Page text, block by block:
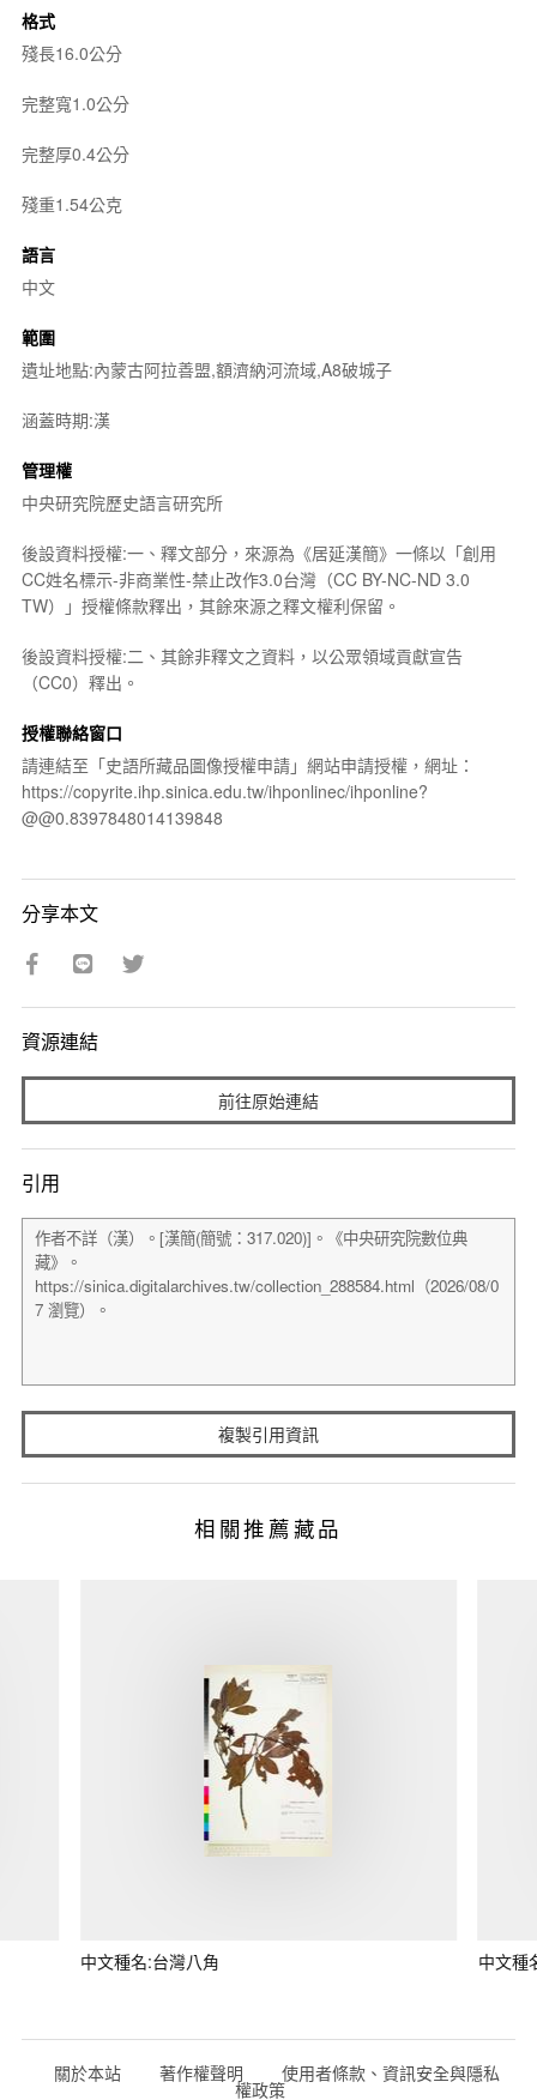
格式
殘長16.0公分
完整寬1.0公分
完整厚0.4公分
殘重1.54公克
語言
中文
範圍
遺址地點:內蒙古阿拉善盟,額濟納河流域,A8破城子
涵蓋時期:漢
管理權
中央研究院歷史語言研究所
後設資料授權:一、釋文部分，來源為《居延漢簡》一條以「創用
CC姓名標示-非商業性-禁止改作3.0台灣（CC BY-NC-ND 3.0
TW）」授權條款釋出，其餘來源之釋文權利保留。
後設資料授權:二、其餘非釋文之資料，以公眾領域貢獻宣告
（CC0）釋出。
授權聯絡窗口
請連結至「史語所藏品圖像授權申請」網站申請授權，網址：
https://copyrite.ihp.sinica.edu.tw/ihponlinec/ihponline?
@@0.8397848014139848
分享本文
資源連結
前往原始連結
引用
複製引用資訊
相關推薦藏品
中文種名:台灣八角 中文種
關於本站 著作權聲明 使用者條款、資訊安全與隱私
權政策